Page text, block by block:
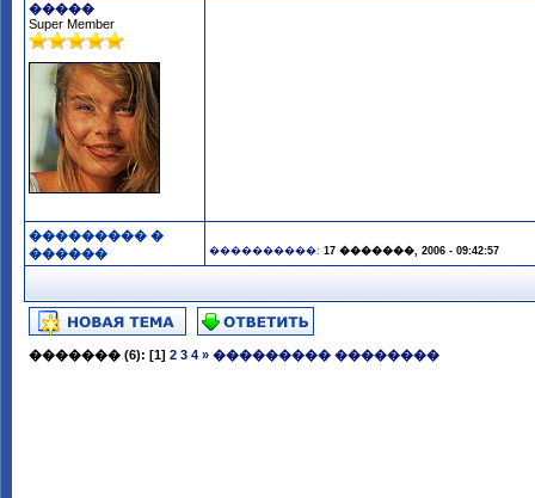
�����
Super Member
��������� �
������
����������: 17 �������, 2006 - 09:42:57
������� (6): [1] 2 3 4 » ��������� ��������